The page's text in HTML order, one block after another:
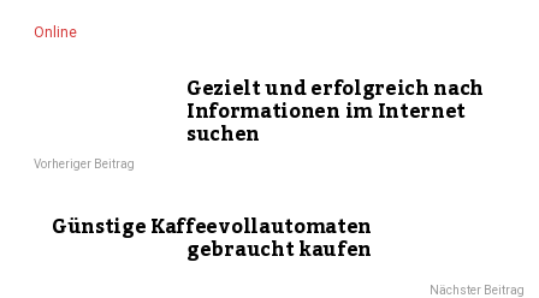
Online
Gezielt und erfolgreich nach
Informationen im Internet
suchen
Vorheriger Beitrag
Günstige Kaffeevollautomaten
gebraucht kaufen
Nächster Beitrag